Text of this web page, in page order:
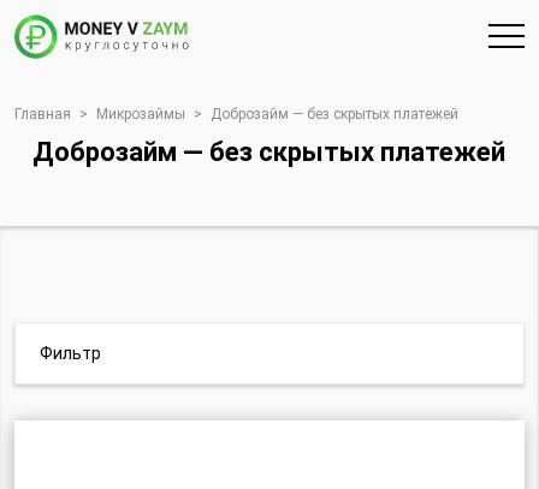
Главная > Микрозаймы > Доброзайм — без скрытых платежей
Доброзайм — без скрытых платежей
Фильтр